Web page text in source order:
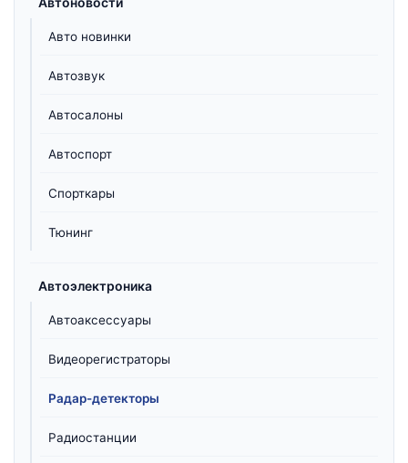
Авто новинки
Автозвук
Автосалоны
Автоспорт
Спорткары
Тюнинг
Автоэлектроника
Автоаксессуары
Видеорегистраторы
Радар-детекторы
Радиостанции